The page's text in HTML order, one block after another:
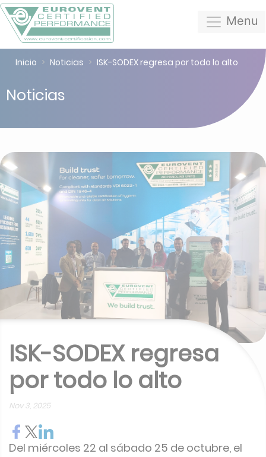
Menu
Inicio Noticias ISK-SODEX regresa por todo lo alto
Noticias
ISK-SODEX regresa
por todo lo alto
Nov 3, 2025
Del miércoles 22 al sábado 25 de octubre, el